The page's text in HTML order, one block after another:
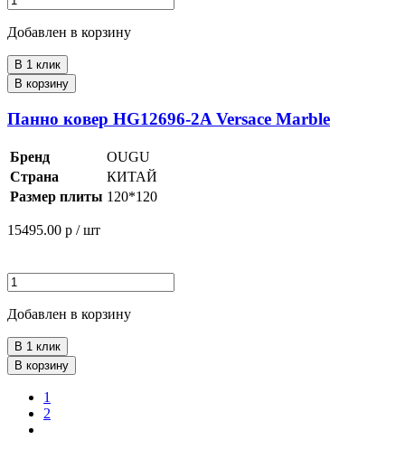
Добавлен в корзину
В 1 клик
В корзину
Панно ковер HG12696-2A Versace Marble
Бренд
OUGU
Страна
КИТАЙ
Размер плиты 120*120
15495.00 р / шт
Добавлен в корзину
В 1 клик
В корзину
1
2